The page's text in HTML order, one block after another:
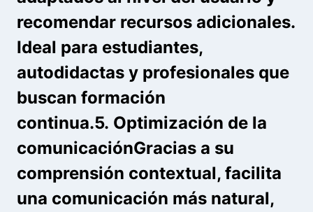
recomendar recursos adicionales.
Ideal para estudiantes,
autodidactas y profesionales que
buscan formación
continua.5. Optimización de la
comunicaciónGracias a su
comprensión contextual, facilita
una comunicación más natural,